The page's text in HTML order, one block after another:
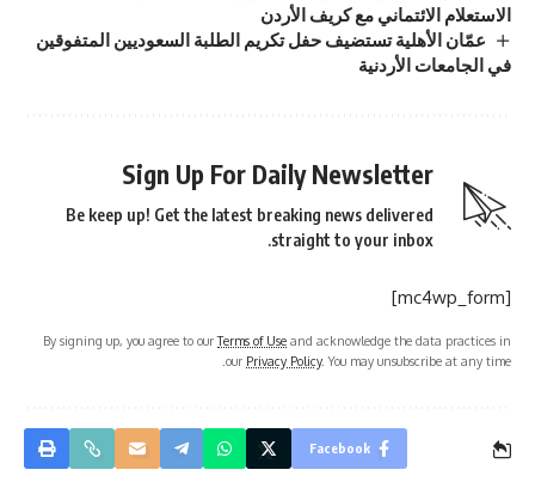
الاستعلام الائتماني مع كريف الأردن
عمّان الأهلية تستضيف حفل تكريم الطلبة السعوديين المتفوقين
في الجامعات الأردنية
Sign Up For Daily Newsletter
Be keep up! Get the latest breaking news delivered
straight to your inbox.
[mc4wp_form]
By signing up, you agree to ourTerms of Use and acknowledge the data practices in
our Privacy Policy. You may unsubscribe at any time.
Facebook